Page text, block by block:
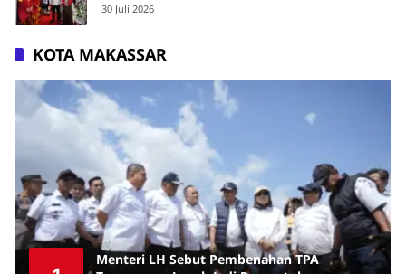
30 Juli 2026
KOTA MAKASSAR
Menteri LH Sebut Pembenahan TPA